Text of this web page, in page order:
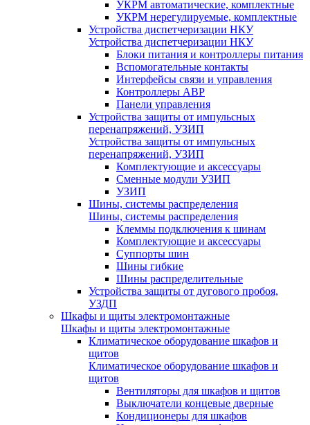
УКРМ автоматические, комплектные
УКРМ нерегулируемые, комплектные
Устройства диспетчеризации НКУ
Устройства диспетчеризации НКУ
Блоки питания и контроллеры питания
Вспомогательные контакты
Интерфейсы связи и управления
Контроллеры АВР
Панели управления
Устройства защиты от импульсных
перенапряжений, УЗИП
Устройства защиты от импульсных
перенапряжений, УЗИП
Комплектующие и аксессуары
Сменные модули УЗИП
УЗИП
Шины, системы распределения
Шины, системы распределения
Клеммы подключения к шинам
Комплектующие и аксессуары
Суппорты шин
Шины гибкие
Шины распределительные
Устройства защиты от дугового пробоя,
УЗДП
Шкафы и щиты электромонтажные
Шкафы и щиты электромонтажные
Климатическое оборудование шкафов и
щитов
Климатическое оборудование шкафов и
щитов
Вентиляторы для шкафов и щитов
Выключатели концевые дверные
Кондиционеры для шкафов